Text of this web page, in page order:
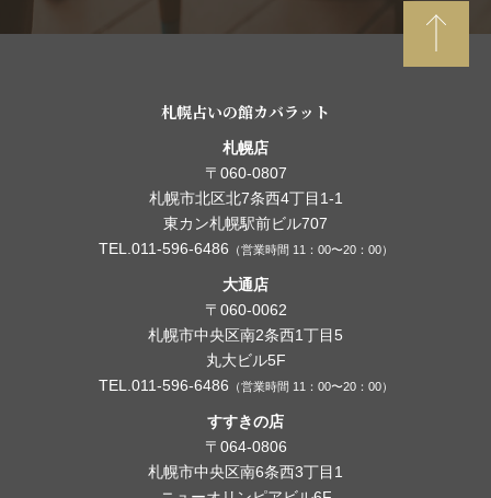
札幌占いの館カバラット
札幌店
〒060-0807
札幌市北区北7条西4丁目1-1
東カン札幌駅前ビル707
TEL.011-596-6486 （営業時間 11：00〜20：00）
大通店
〒060-0062
札幌市中央区南2条西1丁目5
丸大ビル5F
TEL.011-596-6486 （営業時間 11：00〜20：00）
すすきの店
〒064-0806
札幌市中央区南6条西3丁目1